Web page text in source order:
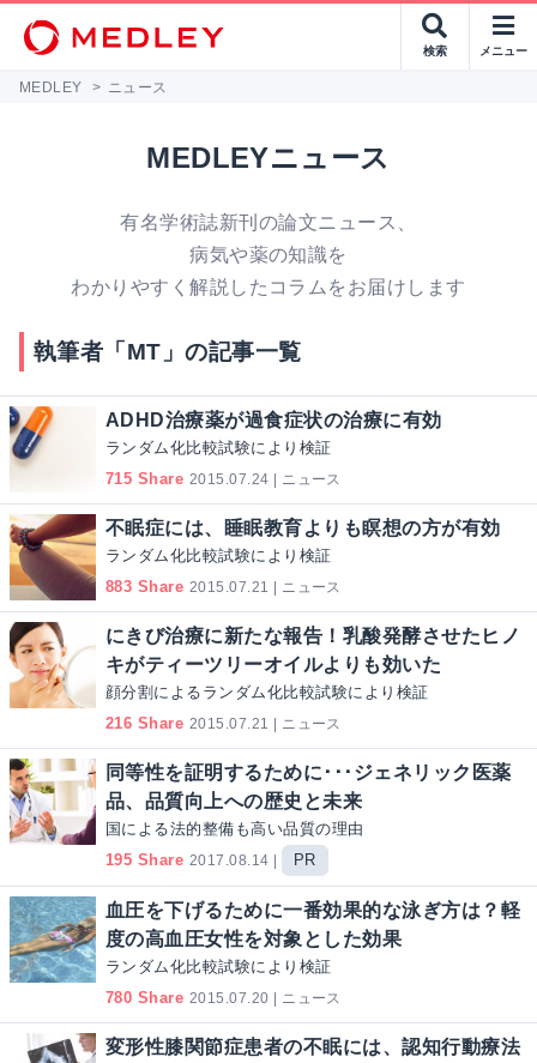
検索 メニュー
MEDLEY > ニュース
MEDLEYニュース
有名学術誌新刊の論文ニュース、
病気や薬の知識を
わかりやすく解説したコラムをお届けします
執筆者「MT」の記事一覧
ADHD治療薬が過食症状の治療に有効
ランダム化比較試験により検証
715 Share 2015.07.24 | ニュース
不眠症には、睡眠教育よりも瞑想の方が有効
ランダム化比較試験により検証
883 Share 2015.07.21 | ニュース
にきび治療に新たな報告！乳酸発酵させたヒノ
キがティーツリーオイルよりも効いた
顔分割によるランダム化比較試験により検証
216 Share 2015.07.21 | ニュース
同等性を証明するために･･･ジェネリック医薬
品、品質向上への歴史と未来
国による法的整備も高い品質の理由
195 Share 2017.08.14 | PR
血圧を下げるために一番効果的な泳ぎ方は？軽
度の高血圧女性を対象とした効果
ランダム化比較試験により検証
780 Share 2015.07.20 | ニュース
変形性膝関節症患者の不眠には、認知行動療法